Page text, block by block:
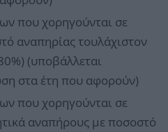
που χορηγούνται σε
αναπηρίας τουλάχιστον
(υποβάλλεται
στα έτη που αφορούν)
που χορηγούνται σε
αναπήρους με ποσοστό